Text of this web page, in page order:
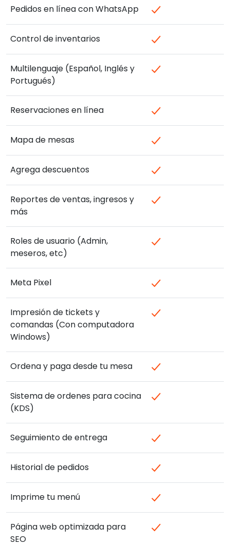
Pedidos en línea con WhatsApp
Control de inventarios
Multilenguaje (Español, Inglés y
Portugués)
Reservaciones en línea
Mapa de mesas
Agrega descuentos
Reportes de ventas, ingresos y
más
Roles de usuario (Admin,
meseros, etc)
Meta Pixel
Impresión de tickets y
comandas (Con computadora
Windows)
Ordena y paga desde tu mesa
Sistema de ordenes para cocina
(KDS)
Seguimiento de entrega
Historial de pedidos
Imprime tu menú
Página web optimizada para
SEO